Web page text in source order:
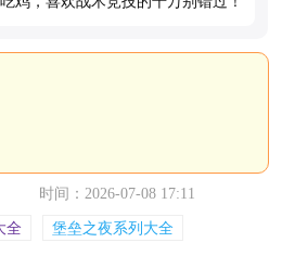
时间：2026-07-08 17:11
全 堡垒之夜系列大全